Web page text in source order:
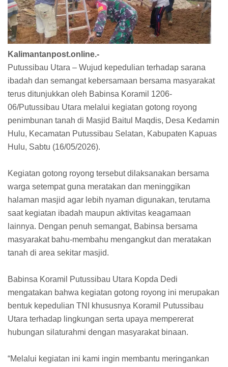
Kalimantanpost.online.-
Putussibau Utara – Wujud kepedulian terhadap sarana
ibadah dan semangat kebersamaan bersama masyarakat
terus ditunjukkan oleh Babinsa Koramil 1206-
06/Putussibau Utara melalui kegiatan gotong royong
penimbunan tanah di Masjid Baitul Maqdis, Desa Kedamin
Hulu, Kecamatan Putussibau Selatan, Kabupaten Kapuas
Hulu, Sabtu (16/05/2026).
Kegiatan gotong royong tersebut dilaksanakan bersama
warga setempat guna meratakan dan meninggikan
halaman masjid agar lebih nyaman digunakan, terutama
saat kegiatan ibadah maupun aktivitas keagamaan
lainnya. Dengan penuh semangat, Babinsa bersama
masyarakat bahu-membahu mengangkut dan meratakan
tanah di area sekitar masjid.
Babinsa Koramil Putussibau Utara Kopda Dedi
mengatakan bahwa kegiatan gotong royong ini merupakan
bentuk kepedulian TNI khususnya Koramil Putussibau
Utara terhadap lingkungan serta upaya mempererat
hubungan silaturahmi dengan masyarakat binaan.
“Melalui kegiatan ini kami ingin membantu meringankan